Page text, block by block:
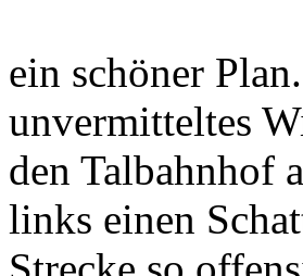
ein schöner
unvermitteltes
den Talbahnhof
links einen